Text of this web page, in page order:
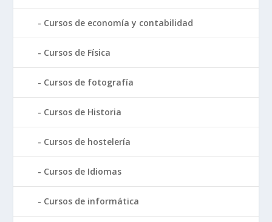
Cursos de economía y contabilidad
Cursos de Física
Cursos de fotografía
Cursos de Historia
Cursos de hostelería
Cursos de Idiomas
Cursos de informática